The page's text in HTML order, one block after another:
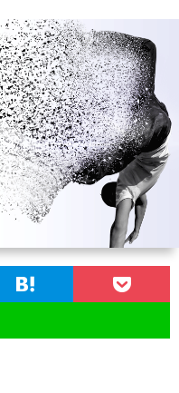
ン
ナ
ッ
プ
ン
グ
観
戦
マ
ン
ガ・
ド
ャ
ラ
リ
ー
ホ
ー
ム